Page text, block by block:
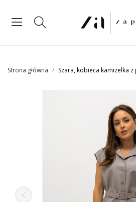
Strona główna Szara, kobieca kamizelka z